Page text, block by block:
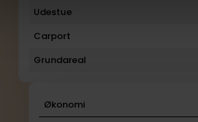
Udestue
Carport
Grundareal
Økonomi